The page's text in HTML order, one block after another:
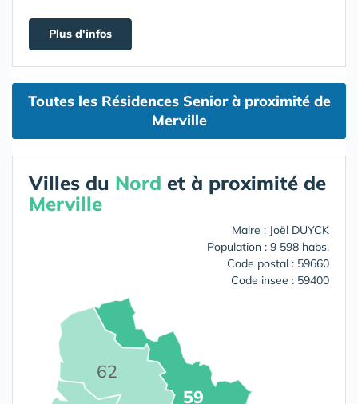
Plus d'infos
Toutes les Résidences Senior à proximité de
Merville
Villes du Nord et à proximité de
Merville
Maire : Joël DUYCK
Population : 9 598 habs.
Code postal : 59660
Code insee : 59400
59
62